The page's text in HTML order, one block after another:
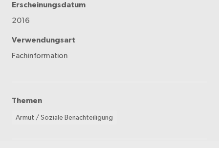
Erscheinungsdatum
2016
Verwendungsart
Fachinformation
Themen
Armut / Soziale Benachteiligung